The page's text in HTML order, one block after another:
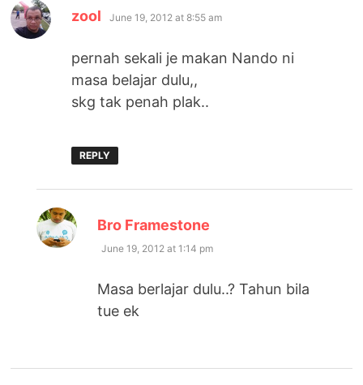
zool says:
June 19, 2012 at 8:55 am
pernah sekali je makan Nando ni
masa belajar dulu,,
skg tak penah plak..
REPLY
Bro Framestone
June 19, 2012 at 1:14 pm
Masa berlajar dulu..? Tahun bila
tue ek